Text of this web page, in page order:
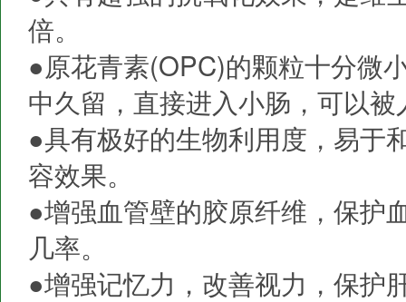
倍。
●原花青素(OPC)的颗粒十分微
中久留，直接进入小肠，可以
●具有极好的生物利用度，易于
容效果。
●增强血管壁的胶原纤维，保护
几率。
●增强记忆力，改善视力，保护